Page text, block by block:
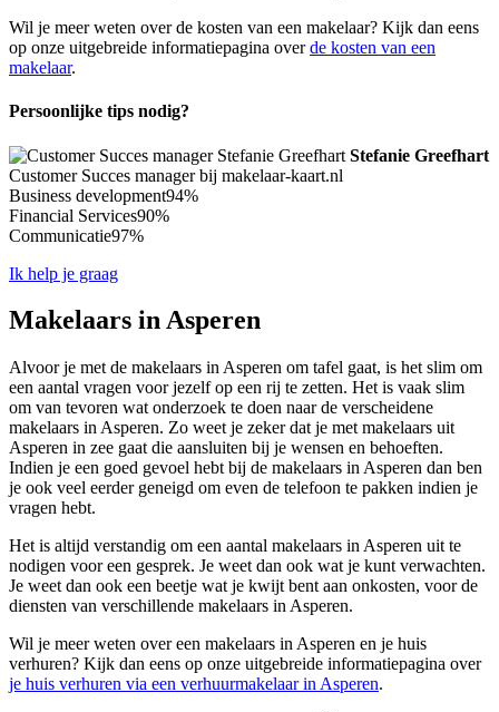
Wil je meer weten over de kosten van een makelaar? Kijk dan eens
op onze uitgebreide informatiepagina overde kosten van een
makelaar.
Persoonlijke tips nodig?
Stefanie Greefhart
Customer Succes manager bij makelaar-kaart.nl
Business development94%
Financial Services90%
Communicatie97%
Ik help je graag
Makelaars in Asperen
Alvoor je met de makelaars in Asperen om tafel gaat, is het slim om
een aantal vragen voor jezelf op een rij te zetten. Het is vaak slim
om van tevoren wat onderzoek te doen naar de verscheidene
makelaars in Asperen. Zo weet je zeker dat je met makelaars uit
Asperen in zee gaat die aansluiten bij je wensen en behoeften.
Indien je een goed gevoel hebt bij de makelaars in Asperen dan ben
je ook veel eerder geneigd om even de telefoon te pakken indien je
vragen hebt.
Het is altijd verstandig om een aantal makelaars in Asperen uit te
nodigen voor een gesprek. Je weet dan ook wat je kunt verwachten.
Je weet dan ook een beetje wat je kwijt bent aan onkosten, voor de
diensten van verschillende makelaars in Asperen.
Wil je meer weten over een makelaars in Asperen en je huis
verhuren? Kijk dan eens op onze uitgebreide informatiepagina over
je huis verhuren via een verhuurmakelaar in Asperen.